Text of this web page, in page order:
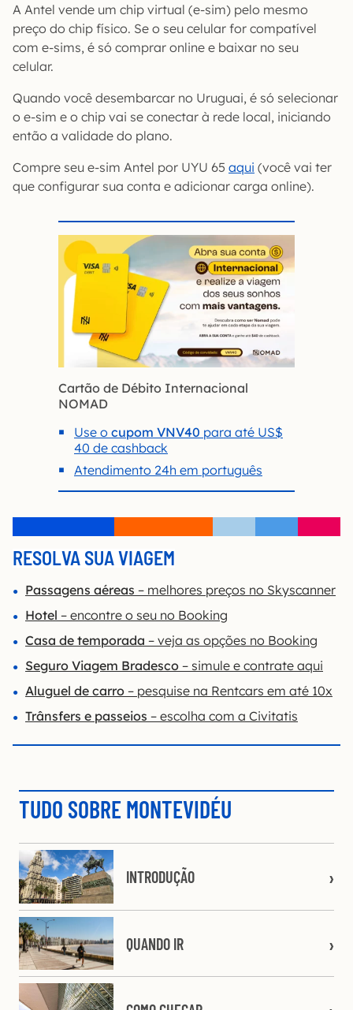
A Antel vende um chip virtual (e-sim) pelo mesmo
preço do chip físico. Se o seu celular for compatível
com e-sims, é só comprar online e baixar no seu
celular.
Quando você desembarcar no Uruguai, é só selecionar
o e-sim e o chip vai se conectar à rede local, iniciando
então a validade do plano.
Compre seu e-sim Antel por UYU 65 aqui (você vai ter
que configurar sua conta e adicionar carga online).
Cartão de Débito Internacional
NOMAD
Use o cupom VNV40 para até US$
40 de cashback
Atendimento 24h em português
RESOLVA SUA VIAGEM
Passagens aéreas – melhores preços no Skyscanner
Hotel – encontre o seu no Booking
Casa de temporada – veja as opções no Booking
Seguro Viagem Bradesco – simule e contrate aqui
Aluguel de carro – pesquise na Rentcars em até 10x
Trânsfers e passeios – escolha com a Civitatis
TUDO SOBRE MONTEVIDÉU
INTRODUÇÃO
QUANDO IR